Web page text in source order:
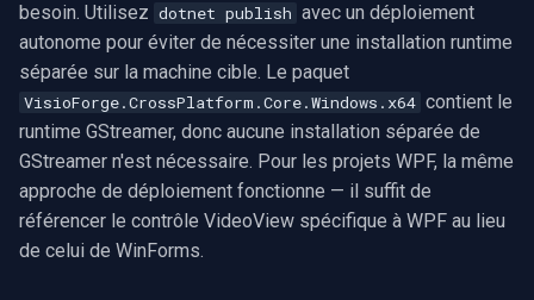
besoin. Utilisez dotnet publish avec un déploiement
autonome pour éviter de nécessiter une installation runtime
séparée sur la machine cible. Le paquet
VisioForge.CrossPlatform.Core.Windows.x64 contient le
runtime GStreamer, donc aucune installation séparée de
GStreamer n'est nécessaire. Pour les projets WPF, la même
approche de déploiement fonctionne — il suffit de
référencer le contrôle VideoView spécifique à WPF au lieu
de celui de WinForms.